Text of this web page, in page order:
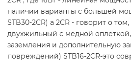
наличии варианты с большей
STB30-2CR) а 2CR - говорит о
двухжильный с медной
заземления и дополнительную
повреждений) STB16-2CR-это